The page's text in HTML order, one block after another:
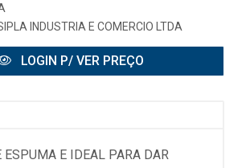
INDUSTRIA E COMERCIO LTDA
LOGIN P/ VER PREÇO
ESPUMA E IDEAL PARA DAR